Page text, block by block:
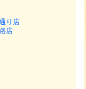
り店
店